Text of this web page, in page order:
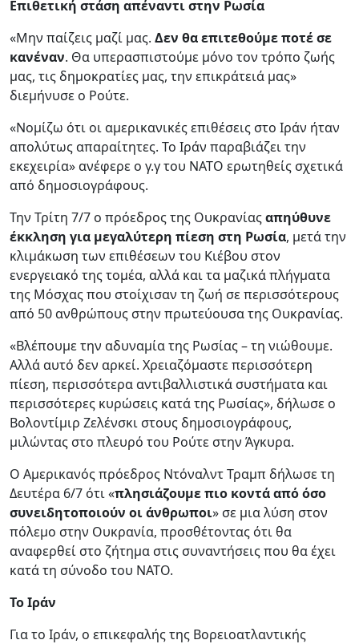
Επιθετική στάση απέναντι στην Ρωσία
«Μην παίζεις μαζί μας. Δεν θα επιτεθούμε ποτέ σε
κανέναν. Θα υπερασπιστούμε μόνο τον τρόπο ζωής
μας, τις δημοκρατίες μας, την επικράτειά μας»
διεμήνυσε ο Ρούτε.
«Νομίζω ότι οι αμερικανικές επιθέσεις στο Ιράν ήταν
απολύτως απαραίτητες. Το Ιράν παραβιάζει την
εκεχειρία» ανέφερε ο γ.γ του ΝΑΤΟ ερωτηθείς σχετικά
από δημοσιογράφους.
Την Τρίτη 7/7 ο πρόεδρος της Ουκρανίαςαπηύθυνε
έκκληση για μεγαλύτερη πίεση στη Ρωσία, μετά την
κλιμάκωση των επιθέσεων του Κιέβου στον
ενεργειακό της τομέα, αλλά και τα μαζικά πλήγματα
της Μόσχας που στοίχισαν τη ζωή σε περισσότερους
από 50 ανθρώπους στην πρωτεύουσα της Ουκρανίας.
«Βλέπουμε την αδυναμία της Ρωσίας – τη νιώθουμε.
Αλλά αυτό δεν αρκεί. Χρειαζόμαστε περισσότερη
πίεση, περισσότερα αντιβαλλιστικά συστήματα και
περισσότερες κυρώσεις κατά της Ρωσίας», δήλωσε ο
Βολοντίμιρ Ζελένσκι στους δημοσιογράφους,
μιλώντας στο πλευρό του Ρούτε στην Άγκυρα.
Ο Αμερικανός πρόεδρος Ντόναλντ Τραμπ δήλωσε τη
Δευτέρα 6/7 ότι «πλησιάζουμε πιο κοντά από όσο
συνειδητοποιούν οι άνθρωποι» σε μια λύση στον
πόλεμο στην Ουκρανία, προσθέτοντας ότι θα
αναφερθεί στο ζήτημα στις συναντήσεις που θα έχει
κατά τη σύνοδο του ΝΑΤΟ.
Το Ιράν
Για το Ιράν, ο επικεφαλής της Βορειοατλαντικής